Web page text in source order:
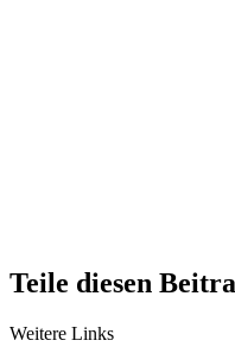
Teile diesen
Weitere Links